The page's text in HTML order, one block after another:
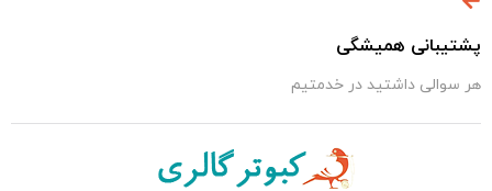
پشتیبانی همیشگی
هر سوالی داشتید در خدمتیم